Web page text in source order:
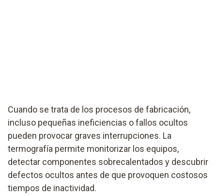
Cuando se trata de los procesos de fabricación,
incluso pequeñas ineficiencias o fallos ocultos
pueden provocar graves interrupciones. La
termografía permite monitorizar los equipos,
detectar componentes sobrecalentados y descubrir
defectos ocultos antes de que provoquen costosos
tiempos de inactividad.